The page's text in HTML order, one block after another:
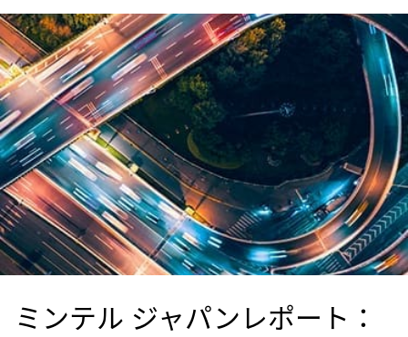
ミンテル ジャパンレポート：